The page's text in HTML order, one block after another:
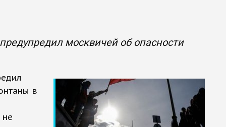
москвичей об опасности
в
не